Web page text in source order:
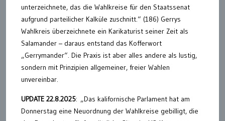
unterzeichnete, das die Wahlkreise für den Staatssenat
aufgrund parteilicher Kalküle zuschnitt.“ (186) Gerrys
Wahlkreis überzeichnete ein Karikaturist seiner Zeit als
Salamander – daraus entstand das Kofferwort
„Gerrymander“. Die Praxis ist aber alles andere als lustig,
sondern mit Prinzipien allgemeiner, freier Wahlen
unvereinbar.
UPDATE 22.8.2025: „Das kalifornische Parlament hat am
Donnerstag eine Neuordnung der Wahlkreise gebilligt, die